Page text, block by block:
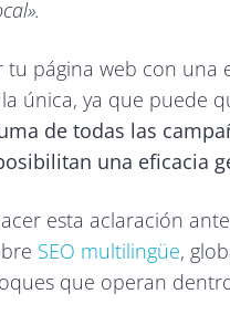
página web con una
única, ya que puede
de todas las
una eficacia
esta aclaración
SEO multilingüe,
que operan